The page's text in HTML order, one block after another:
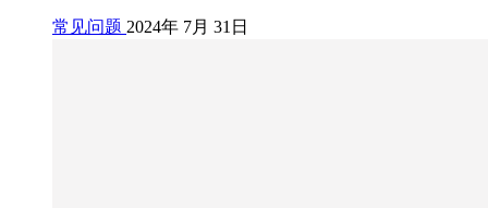
常见问题 2024年 7月 31日